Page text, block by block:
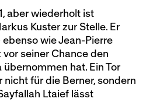
aber wiederholt ist
Kuster zur Stelle. Er
wie Jean-Pierre
vor seiner Chance den
übernommen hat. Ein Tor
für die Berner, sondern
Ltaief lässt